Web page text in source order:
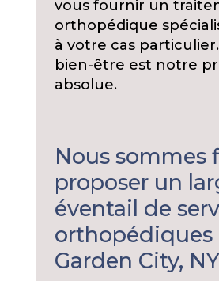
vous fournir un
orthopédique
à votre cas
bien-être est notre
absolue.
Nous sommes
proposer un
éventail de
orthopédiques
Garden City,